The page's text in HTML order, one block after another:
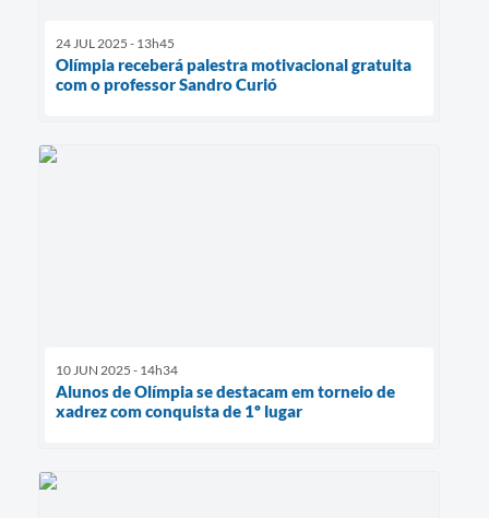
24 JUL 2025 - 13h45
Olímpia receberá palestra motivacional gratuita
com o professor Sandro Curió
10 JUN 2025 - 14h34
Alunos de Olímpia se destacam em torneio de
xadrez com conquista de 1º lugar